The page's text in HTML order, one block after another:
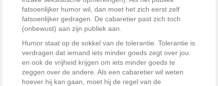
fatsoenlijker humor wil, dan moet het zich eerst zelf
fatsoenlijker gedragen. De cabaretier past zich toch
(onbewust) aan zijn publiek aan.
Humor staat op de sokkel van de tolerantie. Tolerantie is
verdragen dat iemand iets minder goeds zegt over jou
en ook de vrijheid krijgen om iets minder goeds te
zeggen over de andere. Als een cabaretier wil weten
hoever hij kan gaan, moet hij de regel van de